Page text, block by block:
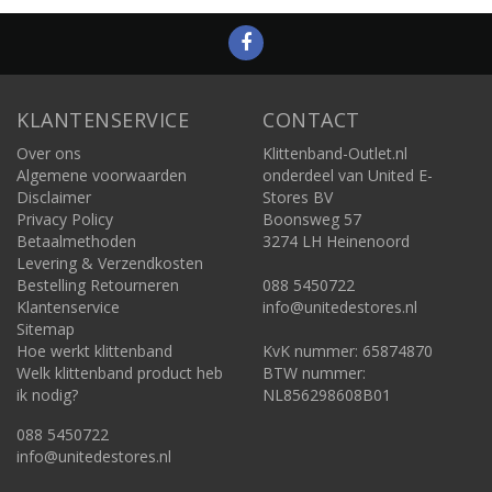
KLANTENSERVICE
Over ons
Algemene voorwaarden
Disclaimer
Privacy Policy
Betaalmethoden
Levering & Verzendkosten
Bestelling Retourneren
Klantenservice
Sitemap
Hoe werkt klittenband
Welk klittenband product heb
ik nodig?
088 5450722
info@unitedestores.nl
CONTACT
Klittenband-Outlet.nl
onderdeel van United E-
Stores BV
Boonsweg 57
3274 LH Heinenoord
088 5450722
info@unitedestores.nl
KvK nummer: 65874870
BTW nummer:
NL856298608B01